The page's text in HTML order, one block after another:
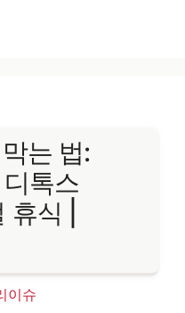
는 법:
톡스
식 |
이슈